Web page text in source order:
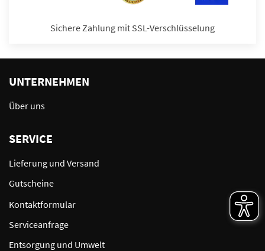
Sichere Zahlung mit SSL-Verschlüsselung
UNTERNEHMEN
Über uns
SERVICE
Lieferung und Versand
Gutscheine
Kontaktformular
Serviceanfrage
Entsorgung und Umwelt